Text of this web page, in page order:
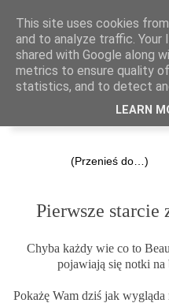
Pierwsze starcie
Chyba każdy wie co to
pojawiają się notki na
Pokażę Wam dziś jak
This site uses cookies
and to analyze traffic. Your
shared with Google along
metrics to ensure quality
statistics, and to detect
LEARN